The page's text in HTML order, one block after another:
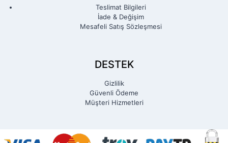
Teslimat Bilgileri
İade & Değişim
Mesafeli Satış Sözleşmesi
DESTEK
Gizlilik
Güvenli Ödeme
Müşteri Hizmetleri